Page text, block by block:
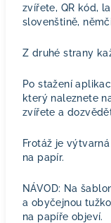
zvířete, QR kód,
slovenštině,
Z druhé strany
Po stažení
který naleznete
zvířete a
Frotáž je
na papír.
NÁVOD: Na
a obyčejnou
na papíře objeví.